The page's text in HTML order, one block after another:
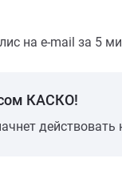
на e-mail за 5
КАСКО!
действовать